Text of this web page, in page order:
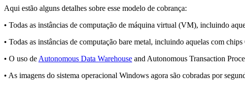
Aqui estão alguns detalhes sobre esse modelo de cobrança:
• Todas as instâncias de computação de máquina virtual (VM), incluindo
• Todas as instâncias de computação bare metal, incluindo aquelas com
• O uso de Autonomous Data Warehouse and Autonomous Transaction
• As imagens do sistema operacional Windows agora são cobradas por